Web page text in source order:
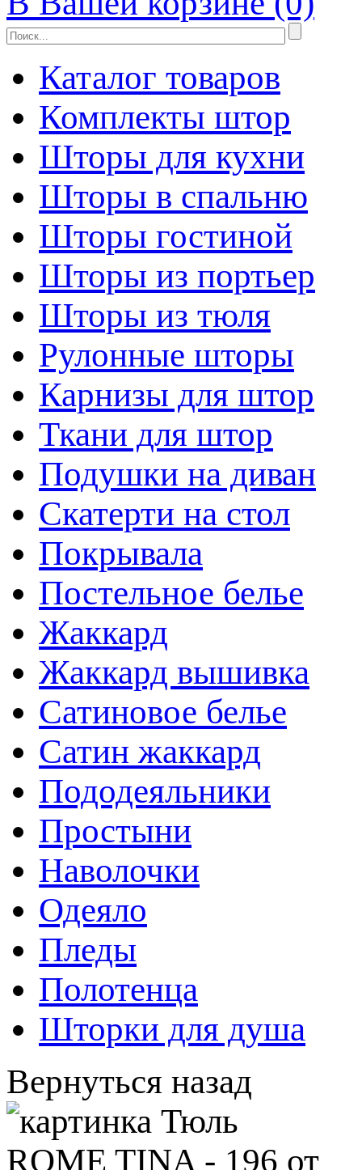
Каталог товаров
Комплекты штор
Шторы для кухни
Шторы в спальню
Шторы гостиной
Шторы из портьер
Шторы из тюля
Рулонные шторы
Карнизы для штор
Ткани для штор
Подушки на диван
Скатерти на стол
Покрывала
Постельное белье
Жаккард
Жаккард вышивка
Сатиновое белье
Сатин жаккард
Пододеяльники
Простыни
Наволочки
Одеяло
Пледы
Полотенца
Шторки для душа
Вернуться назад